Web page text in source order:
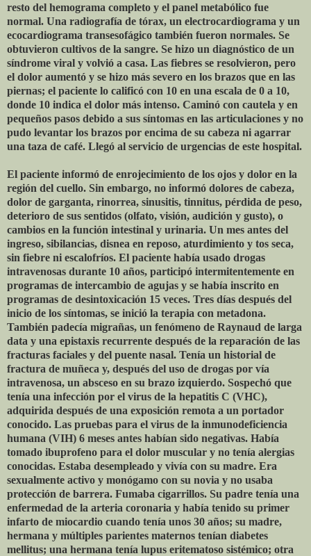
resto del hemograma completo y el panel metabólico fue
normal. Una radiografía de tórax, un electrocardiograma y un
ecocardiograma transesofágico también fueron normales. Se
obtuvieron cultivos de la sangre. Se hizo un diagnóstico de un
síndrome viral y volvió a casa. Las fiebres se resolvieron, pero
el dolor aumentó y se hizo más severo en los brazos que en las
piernas; el paciente lo calificó con 10 en una escala de 0 a 10,
donde 10 indica el dolor más intenso. Caminó con cautela y en
pequeños pasos debido a sus síntomas en las articulaciones y no
pudo levantar los brazos por encima de su cabeza ni agarrar
una taza de café. Llegó al servicio de urgencias de este hospital.
El paciente informó de enrojecimiento de los ojos y dolor en la
región del cuello. Sin embargo, no informó dolores de cabeza,
dolor de garganta, rinorrea, sinusitis, tinnitus, pérdida de peso,
deterioro de sus sentidos (olfato, visión, audición y gusto), o
cambios en la función intestinal y urinaria. Un mes antes del
ingreso, sibilancias, disnea en reposo, aturdimiento y tos seca,
sin fiebre ni escalofríos. El paciente había usado drogas
intravenosas durante 10 años, participó intermitentemente en
programas de intercambio de agujas y se había inscrito en
programas de desintoxicación 15 veces. Tres días después del
inicio de los síntomas, se inició la terapia con metadona.
También padecía migrañas, un fenómeno de Raynaud de larga
data y una epistaxis recurrente después de la reparación de las
fracturas faciales y del puente nasal. Tenía un historial de
fractura de muñeca y, después del uso de drogas por vía
intravenosa, un absceso en su brazo izquierdo. Sospechó que
tenía una infección por el virus de la hepatitis C (VHC),
adquirida después de una exposición remota a un portador
conocido. Las pruebas para el virus de la inmunodeficiencia
humana (VIH) 6 meses antes habían sido negativas. Había
tomado ibuprofeno para el dolor muscular y no tenía alergias
conocidas. Estaba desempleado y vivía con su madre. Era
sexualmente activo y monógamo con su novia y no usaba
protección de barrera. Fumaba cigarrillos. Su padre tenía una
enfermedad de la arteria coronaria y había tenido su primer
infarto de miocardio cuando tenía unos 30 años; su madre,
hermana y múltiples parientes maternos tenían diabetes
mellitus; una hermana tenía lupus eritematoso sistémico; otra